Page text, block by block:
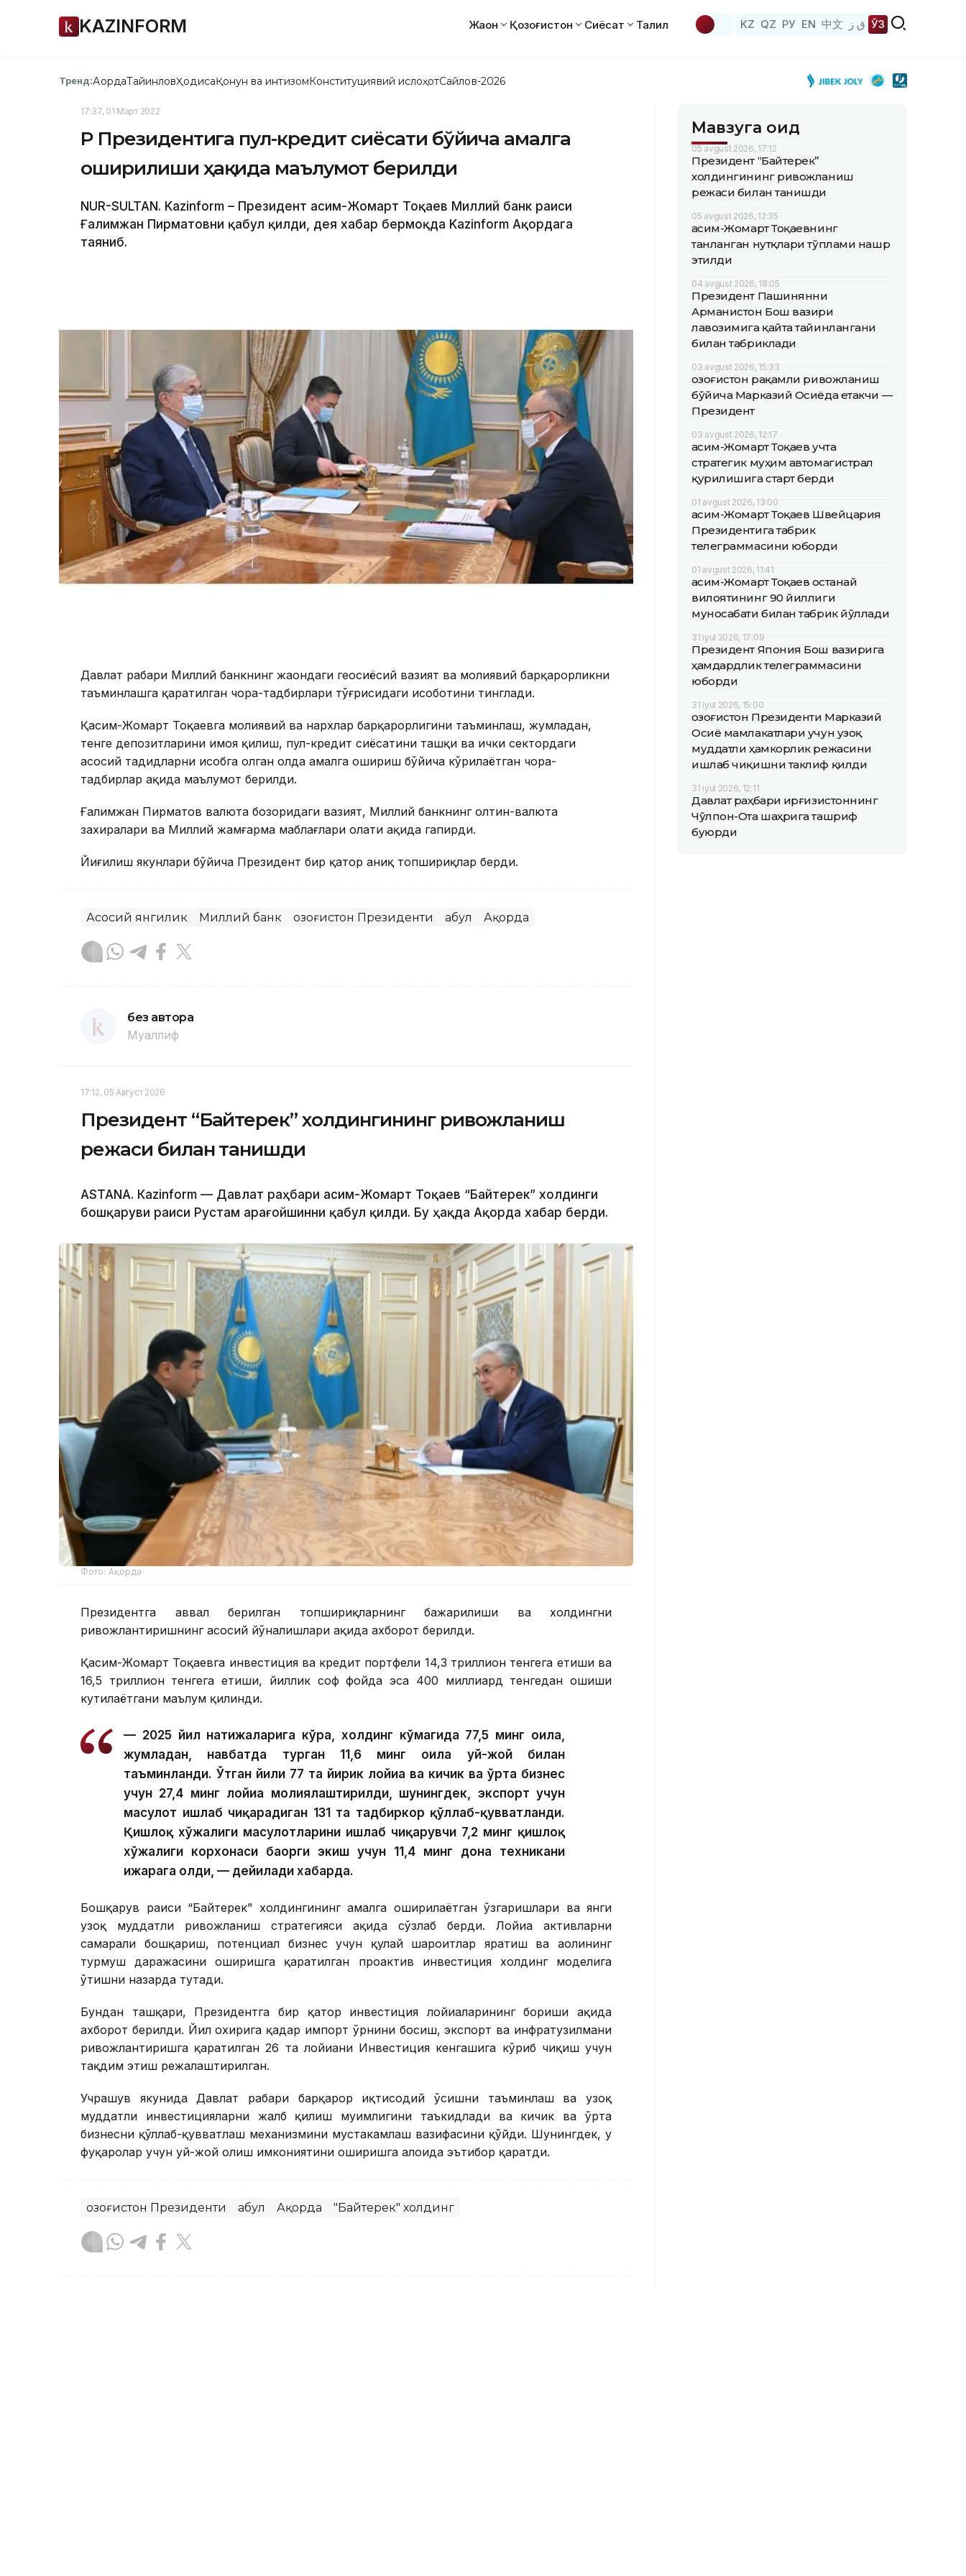
KAZINFORM Жаҳон Қозоғистон Сиёсат Таҳлил KZ QZ РУ EN 中文 ق ز ЎЗ
Тренд:АқордаТайинловҲодисаҚонун ва интизомКонституциявий ислоҳотСайлов-2026
17:37, 01 Март 2022
ҚР Президентига пул-кредит сиёсати бўйича амалга
оширилиши ҳақида маълумот берилди
NUR-SULTAN. Kazinform – Президент Қасим-Жомарт Тоқаев Миллий банк раиси
Ғалимжан Пирматовни қабул қилди, дея хабар бермоқда Kazinform Ақордага
таяниб.
Давлат раҳбари Миллий банкнинг жаҳондаги геосиёсий вазият ва молиявий барқарорликни
таъминлашга қаратилган чора-тадбирлари тўғрисидаги ҳисоботини тинглади.
Қасим-Жомарт Тоқаевга молиявий ва нархлар барқарорлигини таъминлаш, жумладан,
тенге депозитларини ҳимоя қилиш, пул-кредит сиёсатини ташқи ва ички сектордаги
асосий таҳдидларни ҳисобга олган ҳолда амалга ошириш бўйича кўрилаётган чора-
тадбирлар ҳақида маълумот берилди.
Ғалимжан Пирматов валюта бозоридаги вазият, Миллий банкнинг олтин-валюта
захиралари ва Миллий жамғарма маблағлари ҳолати ҳақида гапирди.
Йиғилиш якунлари бўйича Президент бир қатор аниқ топшириқлар берди.
Асосий янгилик Миллий банк Қозоғистон Президенти Қабул Ақорда
без автора
Муаллиф
17:12, 05 Август 2026
Президент “Байтерек” холдингининг ривожланиш
режаси билан танишди
ASTANА. Каzinform — Давлат раҳбари Қасим-Жомарт Тоқаев “Байтерек” холдинги
бошқаруви раиси Рустам Қарағойшинни қабул қилди. Бу ҳақда Ақорда хабар берди.
Фото: Ақорда
Президентга аввал берилган топшириқларнинг бажарилиши ва холдингни
ривожлантиришнинг асосий йўналишлари ҳақида ахборот берилди.
Қасим-Жомарт Тоқаевга инвестиция ва кредит портфели 14,3 триллион тенгега етиши ва
16,5 триллион тенгега етиши, йиллик соф фойда эса 400 миллиард тенгедан ошиши
кутилаётгани маълум қилинди.
— 2025 йил натижаларига кўра, холдинг кўмагида 77,5 минг оила,
жумладан, навбатда турган 11,6 минг оила уй-жой билан
таъминланди. Ўтган йили 77 та йирик лойиҳа ва кичик ва ўрта бизнес
учун 27,4 минг лойиҳа молиялаштирилди, шунингдек, экспорт учун
маҳсулот ишлаб чиқарадиган 131 та тадбиркор қўллаб-қувватланди.
Қишлоқ хўжалиги маҳсулотларини ишлаб чиқарувчи 7,2 минг қишлоқ
хўжалиги корхонаси баҳорги экиш учун 11,4 минг дона техникани
ижарага олди, — дейилади хабарда.
Бошқарув раиси “Байтерек” холдингининг амалга оширилаётган ўзгаришлари ва янги
узоқ муддатли ривожланиш стратегияси ҳақида сўзлаб берди. Лойиҳа активларни
самарали бошқариш, потенциал бизнес учун қулай шароитлар яратиш ва аҳолининг
турмуш даражасини оширишга қаратилган проактив инвестиция холдинг моделига
ўтишни назарда тутади.
Бундан ташқари, Президентга бир қатор инвестиция лойиҳаларининг бориши ҳақида
ахборот берилди. Йил охирига қадар импорт ўрнини босиш, экспорт ва инфратузилмани
ривожлантиришга қаратилган 26 та лойиҳани Инвестиция кенгашига кўриб чиқиш учун
тақдим этиш режалаштирилган.
Учрашув якунида Давлат раҳбари барқарор иқтисодий ўсишни таъминлаш ва узоқ
муддатли инвестицияларни жалб қилиш муҳимлигини таъкидлади ва кичик ва ўрта
бизнесни қўллаб-қувватлаш механизмини мустаҳкамлаш вазифасини қўйди. Шунингдек, у
фуқаролар учун уй-жой олиш имкониятини оширишга алоҳида эътибор қаратди.
Қозоғистон Президенти Қабул Ақорда "Байтерек" холдинг
Мавзуга оид
05 avgust 2026, 17:12
Президент “Байтерек”
холдингининг ривожланиш
режаси билан танишди
05 avgust 2026, 12:35
Қасим-Жомарт Тоқаевнинг
танланган нутқлари тўплами нашр
этилди
04 avgust 2026, 18:05
Президент Пашинянни
Арманистон Бош вазири
лавозимига қайта тайинлангани
билан табриклади
03 avgust 2026, 15:33
Қозоғистон рақамли ривожланиш
бўйича Марказий Осиёда етакчи —
Президент
03 avgust 2026, 12:17
Қасим-Жомарт Тоқаев учта
стратегик муҳим автомагистрал
қурилишига старт берди
01 avgust 2026, 13:00
Қасим-Жомарт Тоқаев Швейцария
Президентига табрик
телеграммасини юборди
01 avgust 2026, 11:41
Қасим-Жомарт Тоқаев Қостанай
вилоятининг 90 йиллиги
муносабати билан табрик йўллади
31 iyul 2026, 17:09
Президент Япония Бош вазирига
ҳамдардлик телеграммасини
юборди
31 iyul 2026, 15:00
Қозоғистон Президенти Марказий
Осиё мамлакатлари учун узоқ
муддатли ҳамкорлик режасини
ишлаб чиқишни таклиф қилди
31 iyul 2026, 12:11
Давлат раҳбари Қирғизистоннинг
Чўлпон-Ота шаҳрига ташриф
буюрди